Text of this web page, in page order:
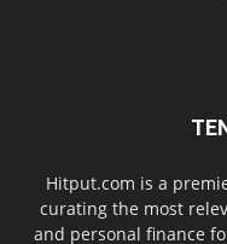
Hitput.com is a
curating the most
and personal finance